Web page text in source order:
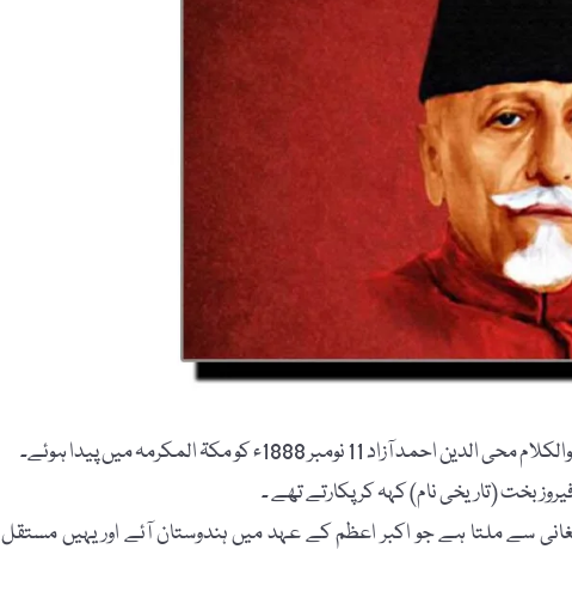
1888ء کو مکۃ المکرمہ میں پیدا ہوئے۔
بخت (تاریخی نام) کہہ کر پکارتے تھے ۔
سے ملتا ہے جو اکبر اعظم کے عہد میں ہندوستان آئے اور یہیں مستقل